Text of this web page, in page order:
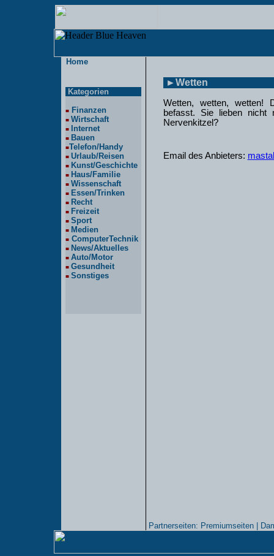
Home
Kategorien
■ Finanzen
■ Wirtschaft
■ Internet
■ Bauen
■Telefon/Handy
■ Urlaub/Reisen
■ Kunst/Geschichte
■ Haus/Familie
■ Wissenschaft
■ Essen/Trinken
■ Recht
■ Freizeit
■ Sport
■ Medien
■ ComputerTechnik
■ News/Aktuelles
■ Auto/Motor
■ Gesundheit
■ Sonstiges
►Wetten
Wetten, wetten,
befasst. Sie lieben nicht
Nervenkitzel?
Email des Anbieters:
Partnerseiten: Premiumseiten|